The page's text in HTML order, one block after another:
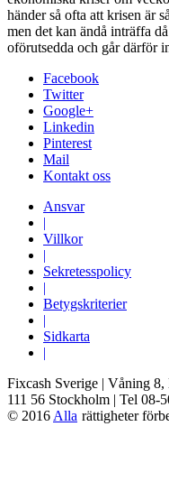
händer så ofta att krisen är
men det kan ändå inträffa
oförutsedda och går därför
Facebook
Twitter
Google+
Linkedin
Pinterest
Mail
Kontakt oss
Ansvar
|
Villkor
|
Sekretesspolicy
|
Betygskriterier
|
Sidkarta
|
Fixcash Sverige | Våning 8,
111 56 Stockholm | Tel 08-
© 2016 Alla rättigheter